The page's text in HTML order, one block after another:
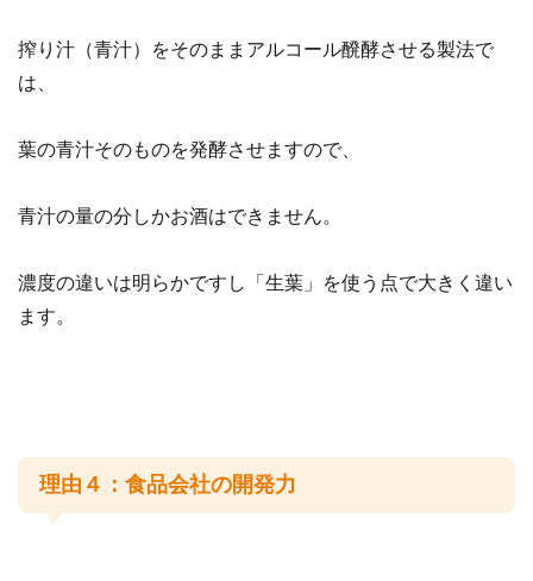
搾り汁（青汁）をそのままアルコール醗酵させる製法で
は、
葉の青汁そのものを発酵させますので、
青汁の量の分しかお酒はできません。
濃度の違いは明らかですし「生葉」を使う点で大きく違い
ます。
理由４：食品会社の開発力